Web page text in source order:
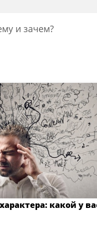
и зачем?
какой у